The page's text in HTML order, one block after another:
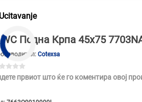
WC Подна Крпа 45x75
Cotexsa
првиот што ќе го коментира овој